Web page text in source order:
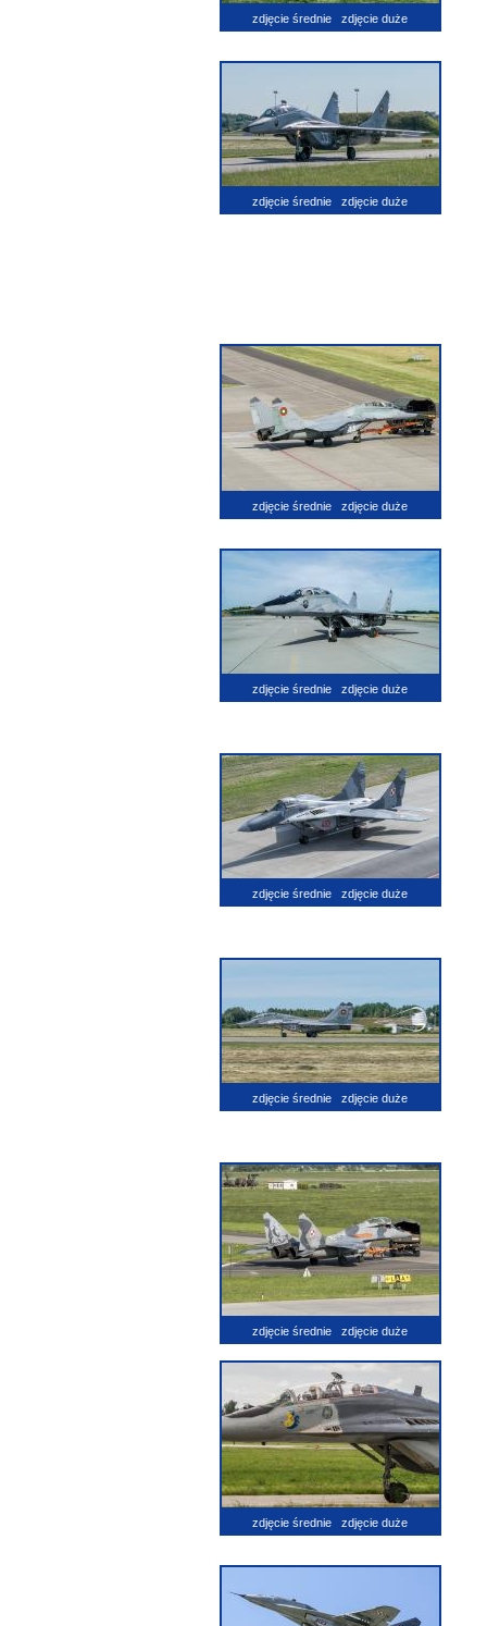
zdjęcie średnie zdjęcie duże
zdjęcie średnie zdjęcie duże
zdjęcie średnie zdjęcie duże
zdjęcie średnie zdjęcie duże
zdjęcie średnie zdjęcie duże
zdjęcie średnie zdjęcie duże
zdjęcie średnie zdjęcie duże
zdjęcie średnie zdjęcie duże